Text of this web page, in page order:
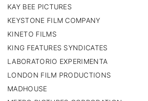
KAY BEE PICTURES
KEYSTONE FILM COMPANY
KINETO FILMS
KING FEATURES SYNDICATES
LABORATORIO EXPERIMENTA
LONDON FILM PRODUCTIONS
MADHOUSE